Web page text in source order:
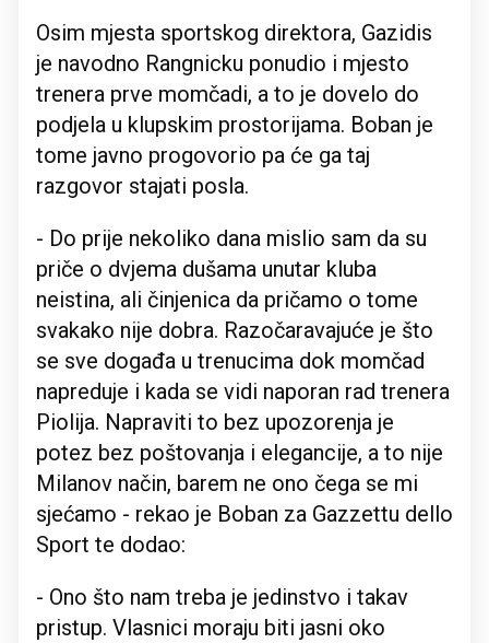
Osim mjesta sportskog direktora, Gazidis
je navodno Rangnicku ponudio i mjesto
trenera prve momčadi, a to je dovelo do
podjela u klupskim prostorijama. Boban je
tome javno progovorio pa će ga taj
razgovor stajati posla.
- Do prije nekoliko dana mislio sam da su
priče o dvjema dušama unutar kluba
neistina, ali činjenica da pričamo o tome
svakako nije dobra. Razočaravajuće je što
se sve događa u trenucima dok momčad
napreduje i kada se vidi naporan rad trenera
Piolija. Napraviti to bez upozorenja je
potez bez poštovanja i elegancije, a to nije
Milanov način, barem ne ono čega se mi
sjećamo - rekao je Boban za Gazzettu dello
Sport te dodao:
- Ono što nam treba je jedinstvo i takav
pristup. Vlasnici moraju biti jasni oko